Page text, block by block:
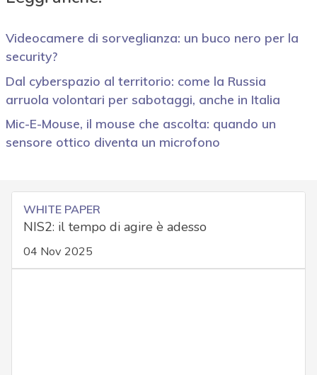
Videocamere di sorveglianza: un buco nero per la
security?
Dal cyberspazio al territorio: come la Russia
arruola volontari per sabotaggi, anche in Italia
Mic-E-Mouse, il mouse che ascolta: quando un
sensore ottico diventa un microfono
WHITE PAPER
NIS2: il tempo di agire è adesso
04 Nov 2025